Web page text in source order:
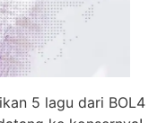
5 lagu dari BOL4